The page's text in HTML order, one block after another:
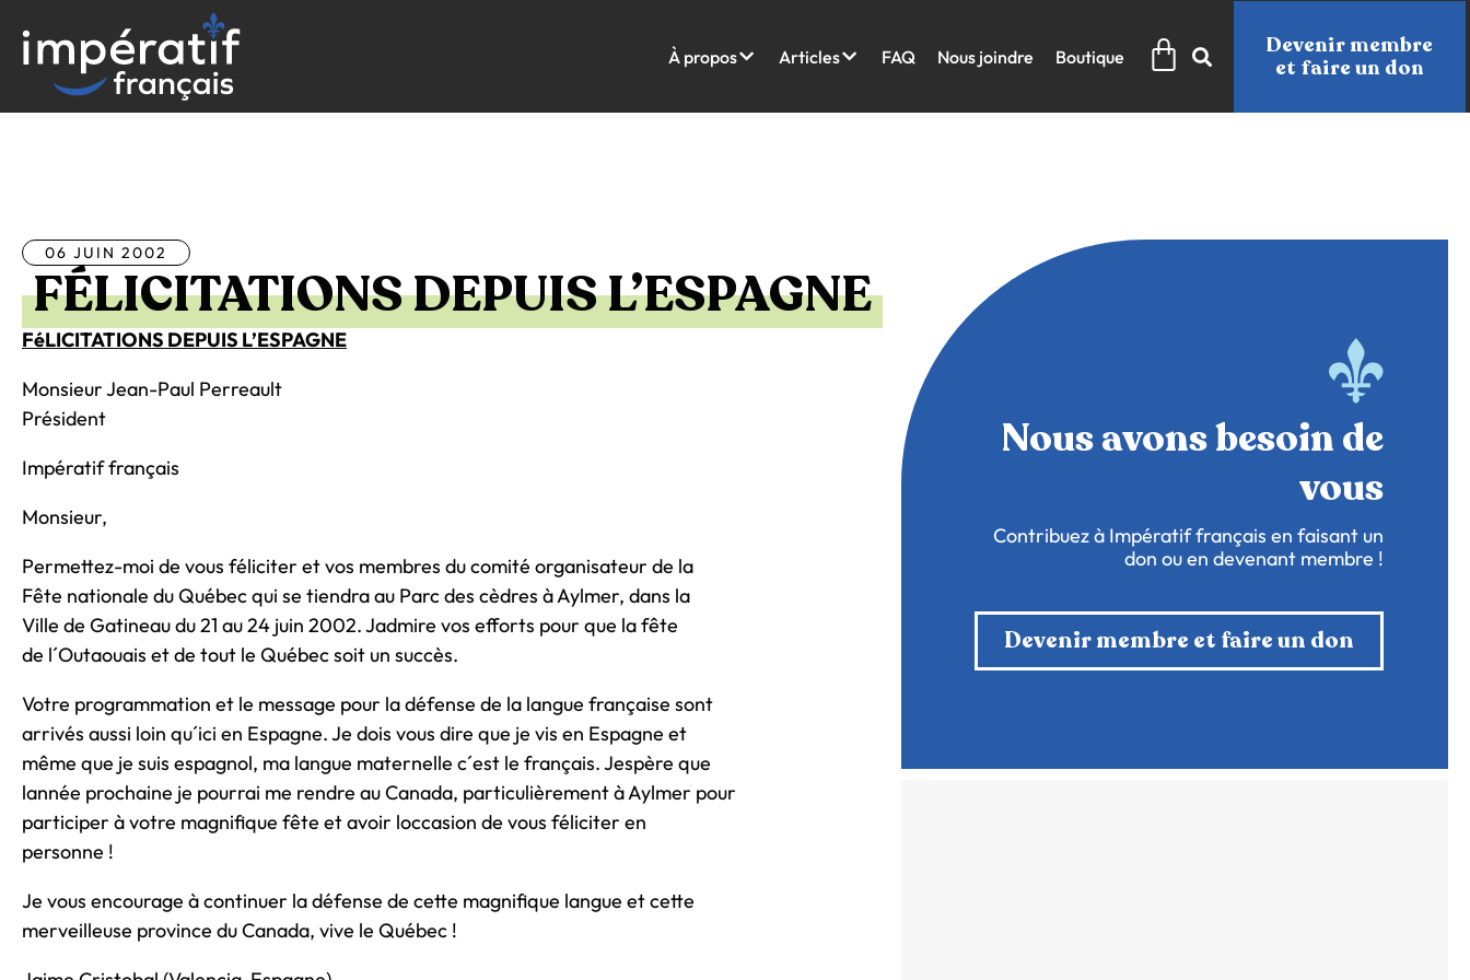
contenu
À propos Articles FAQ Nous joindre Boutique Panier
Devenir membre
et faire un don
06 JUIN 2002
FÉLICITATIONS DEPUIS L’ESPAGNE
FéLICITATIONS DEPUIS L’ESPAGNE
Monsieur Jean-Paul Perreault
Président
Impératif français
Monsieur,
Permettez-moi de vous féliciter et vos membres du comité organisateur de la
Fête nationale du Québec qui se tiendra au Parc des cèdres à Aylmer, dans la
Ville de Gatineau du 21 au 24 juin 2002. Jadmire vos efforts pour que la fête
de l´Outaouais et de tout le Québec soit un succès.
Votre programmation et le message pour la défense de la langue française sont
arrivés aussi loin qu´ici en Espagne. Je dois vous dire que je vis en Espagne et
même que je suis espagnol, ma langue maternelle c´est le français. Jespère que
lannée prochaine je pourrai me rendre au Canada, particulièrement à Aylmer pour
participer à votre magnifique fête et avoir loccasion de vous féliciter en
personne !
Je vous encourage à continuer la défense de cette magnifique langue et cette
merveilleuse province du Canada, vive le Québec !
Nous avons besoin de
vous
Contribuez à Impératif français en faisant un
don ou en devenant membre !
Devenir membre et faire un don